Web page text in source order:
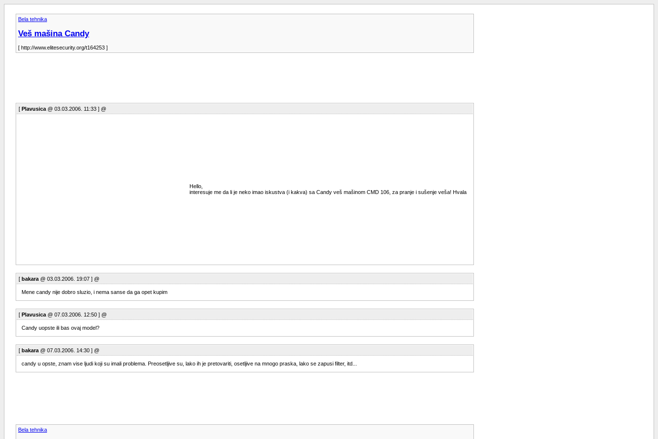
Bela tehnika
Veš mašina Candy
[ http://www.elitesecurity.org/t164253 ]
[ Plavusica @ 03.03.2006. 11:33 ] @
Hello,
interesuje me da li je neko imao iskustva (i kakva) sa Candy veš mašinom CMD 106, za pranje i sušenje veša! Hvala
[ bakara @ 03.03.2006. 19:07 ] @
Mene candy nije dobro sluzio, i nema sanse da ga opet kupim
[ Plavusica @ 07.03.2006. 12:50 ] @
Candy uopste ili bas ovaj model?
[ bakara @ 07.03.2006. 14:30 ] @
candy u opste, znam vise ljudi koji su imali problema. Preosetljive su, lako ih je pretovariti, osetljive na mnogo praska, lako se zapusi filter, itd...
Bela tehnika